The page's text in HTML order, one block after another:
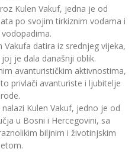
Kulen Vakuf, jedna je od
po svojim tirkiznim vodama i
Vakufa datira iz srednjeg vijeka,
je dala današnji oblik.
avanturističkim aktivnostima,
privlači avanturiste i ljubitelje
Kulen Vakuf, jedno je od
u Bosni i Hercegovini, sa
biljnim i životinjskim